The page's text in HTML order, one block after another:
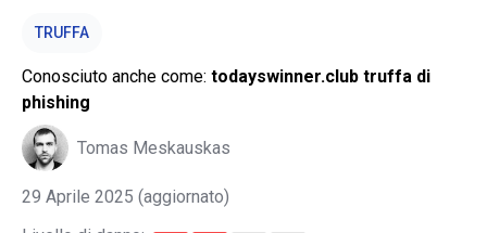
TRUFFA
Conosciuto anche come: todayswinner.club truffa di
phishing
Tomas Meskauskas
29 Aprile 2025 (aggiornato)